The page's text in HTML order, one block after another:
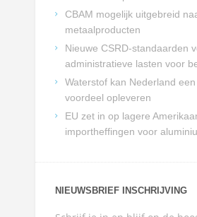
CBAM mogelijk uitgebreid
metaalproducten
Nieuwe CSRD-standaarden
administratieve lasten voor
Waterstof kan Nederland
voordeel opleveren
EU zet in op lagere
importheffingen voor
NIEUWSBRIEF INSCHRIJVING